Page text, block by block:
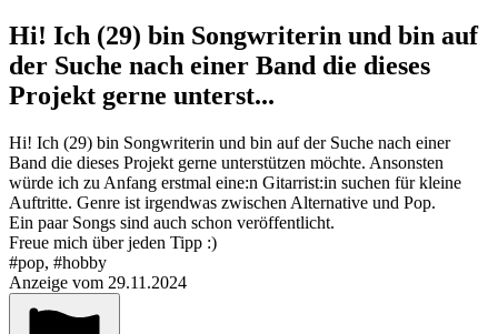
Hi! Ich (29) bin Songwriterin und bin auf
der Suche nach einer Band die dieses
Projekt gerne unterst...
Hi! Ich (29) bin Songwriterin und bin auf der Suche nach einer
Band die dieses Projekt gerne unterstützen möchte. Ansonsten
würde ich zu Anfang erstmal eine:n Gitarrist:in suchen für kleine
Auftritte. Genre ist irgendwas zwischen Alternative und Pop.
Ein paar Songs sind auch schon veröffentlicht.
Freue mich über jeden Tipp :)
#pop, #hobby
Anzeige vom 29.11.2024